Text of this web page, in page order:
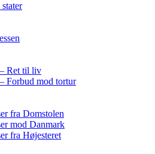
Ret til liv
Forbud mod tortur
fra Domstolen
mod Danmark
fra Højesteret